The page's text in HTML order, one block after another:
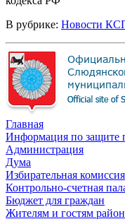
В рубрике: Новости
Главная
Информация по защите
Администрация
Дума
Избирательная комиссия
Контрольно-счетная
Бюджет для граждан
Жителям и гостям